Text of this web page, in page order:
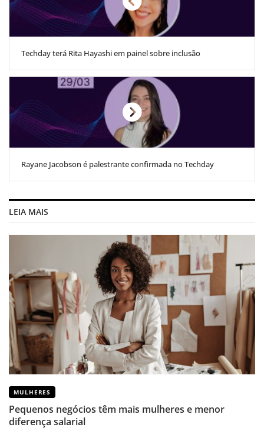
Techday terá Rita Hayashi em painel sobre inclusão
Rayane Jacobson é palestrante confirmada no Techday
LEIA MAIS
MULHERES
Pequenos negócios têm mais mulheres e menor
diferença salarial